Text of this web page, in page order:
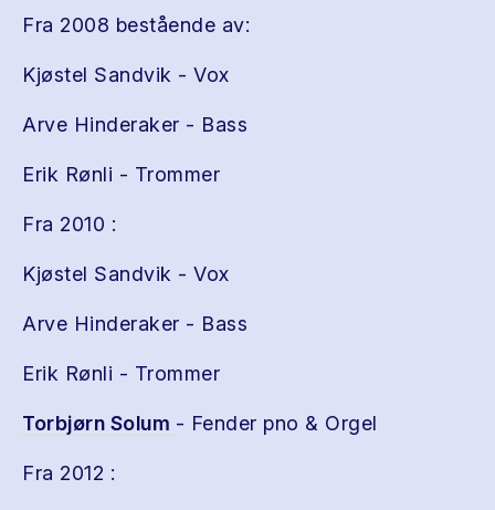
Fra 2008 bestående av:
Kjøstel Sandvik - Vox
Arve Hinderaker - Bass
Erik Rønli - Trommer
Fra 2010 :
Kjøstel Sandvik - Vox
Arve Hinderaker - Bass
Erik Rønli - Trommer
Torbjørn Solum - Fender pno & Orgel
Fra 2012 :